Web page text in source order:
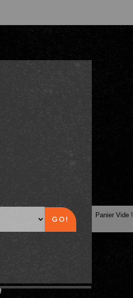
Panier Vide !